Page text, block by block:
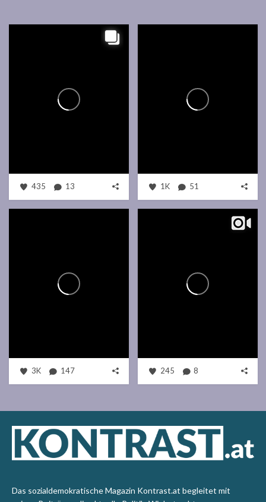
435 13 1K 51
3K 147 245 8
Das sozialdemokratische Magazin Kontrast.at begleitet mit